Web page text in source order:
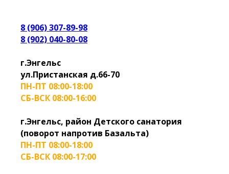
8 (906) 307-89-98
8 (902) 040-80-08
г.Энгельс
ул.Пристанская д.66-70
ПН-ПТ 08:00-18:00
СБ-ВСК 08:00-16:00
г.Энгельс, район Детского санатория
(поворот напротив Базальта)
ПН-ПТ 08:00-18:00
СБ-ВСК 08:00-17:00